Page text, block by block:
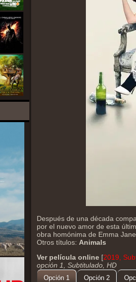
Después de una década
por el nuevo amor de esta
obra homónima de Emma
Otros títulos: Animals
Ver película online [2019,
opción 1, Subtitulado, HD
Opción 1 Opción 2